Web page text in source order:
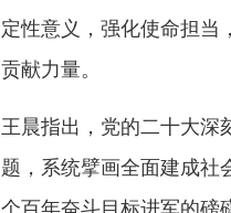
定性意义，强化使命担当
贡献力量。
王晨指出，党的二十大深
题，系统擘画全面建成社
个百年奋斗目标进军的磅